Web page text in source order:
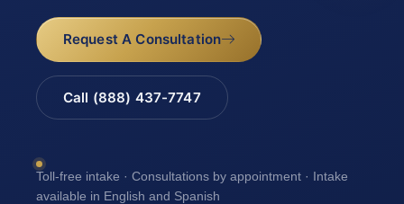
Request A Consultation
Call (888) 437-7747
Toll-free intake · Consultations by appointment · Intake
available in English and Spanish